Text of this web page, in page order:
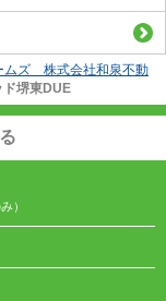
ムズ 株式会社和泉不動
ド堺東DUE
）